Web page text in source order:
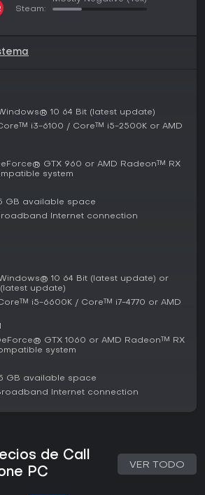
actualizado con nuevas
mientras que Haven's Hollow aporta
la Season 02 llega con nuevas armas,
integraciones de Black Ops 7.
mantienen el meta en
elementos de supervivencia y
para sostener el interés.
accesible sin coste inicial. Las
anteriores destacadas en las
para una experiencia más
en equipo con profundidad
actual del juego respalda
y actualizaciones frecuentes,
opción sólida tanto para novatos
Steam:
10 64 Bit (latest update)
i3-6100 / Core™ i5-2500K or AMD
GTX 960 or AMD Radeon™ RX
system
GB available space
Internet connection
10 64 Bit (latest update) or
update)
i5-6600K / Core™ i7-4770 or AMD
GTX 1060 or AMD Radeon™ RX
system
GB available space
Internet connection
de Call
PC
VER TODO